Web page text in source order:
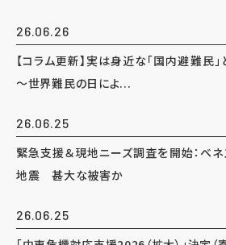
26.06.26
【コラム更新】実は身近な「国内避難民
～世界難民の日によ...
26.06.25
緊急支援＆現地ニーズ調査を開始：ベ
地震 甚大な被害か
26.06.25